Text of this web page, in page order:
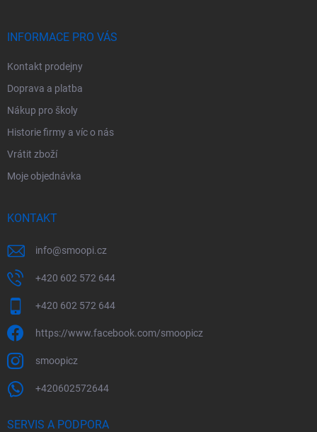
INFORMACE PRO VÁS
Kontakt prodejny
Doprava a platba
Nákup pro školy
Historie firmy a víc o nás
Vrátit zboží
Moje objednávka
KONTAKT
info@smoopi.cz
+420 602 572 644
+420 602 572 644
https://www.facebook.com/smoopicz
smoopicz
+420602572644
SERVIS A PODPORA